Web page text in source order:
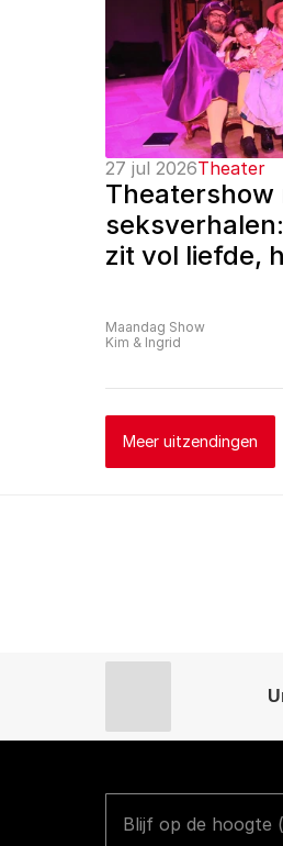
27 jul 2026Theater
Theatershow
zit vol liefde,
Maandag Show
Kim & Ingrid
Meer uitzendingen